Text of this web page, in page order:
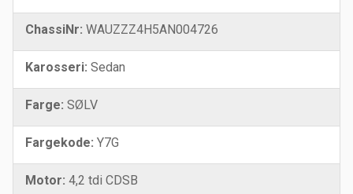
ChassiNr: WAUZZZ4H5AN004726
Karosseri: Sedan
Farge: SØLV
Fargekode: Y7G
Motor: 4,2 tdi CDSB